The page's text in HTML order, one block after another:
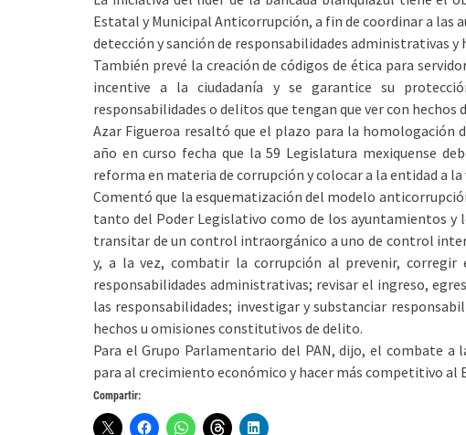
Estatal y Municipal Anticorrupción, a fin de coordinar a las
detección y sanción de responsabilidades administrativas y
También prevé la creación de códigos de ética para
incentive a la ciudadanía y se garantice su
responsabilidades o delitos que tengan que ver con hechos
Azar Figueroa resaltó que el plazo para la homologación
año en curso fecha que la 59 Legislatura mexiquense
reforma en materia de corrupción y colocar a la entidad a
Comentó que la esquematización del modelo
tanto del Poder Legislativo como de los ayuntamientos
transitar de un control intraorgánico a uno de control
y, a la vez, combatir la corrupción al prevenir,
responsabilidades administrativas; revisar el ingreso,
las responsabilidades; investigar y substanciar
hechos u omisiones constitutivos de delito.
Para el Grupo Parlamentario del PAN, dijo, el combate
para al crecimiento económico y hacer más competitivo al
Compartir: